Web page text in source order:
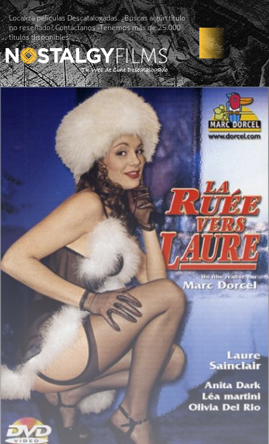
Localiza películas Descatalogadas. ¿Buscas algún título
no reseñado? Contáctanos -Tenemos más de 25.000
títulos disponibles!